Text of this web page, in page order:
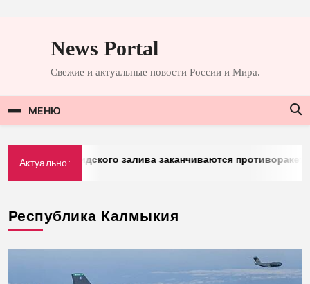
содержимомуNews Portal
Свежие и актуальные новости России и Мира.
МЕНЮ
Актуально:
у стран Персидского залива заканчиваются противоракеты
Республика Калмыкия